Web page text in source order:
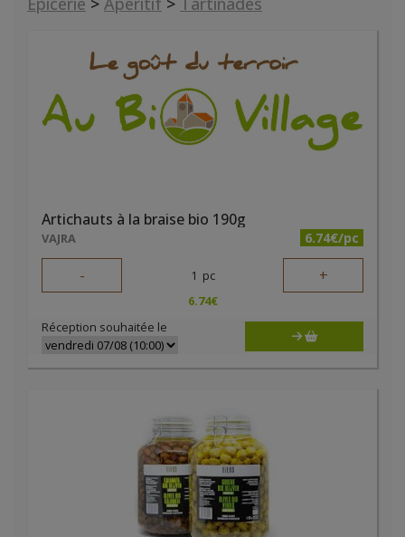
Artichauts à la braise bio 190g
VAJRA 6.74€/pc
- 1 pc +
6.74€
Réception souhaitée le